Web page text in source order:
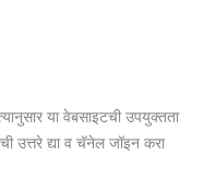
या वेबसाइटची उपयुक्तता
उत्तरे द्या व चॅनेल जॉइन करा